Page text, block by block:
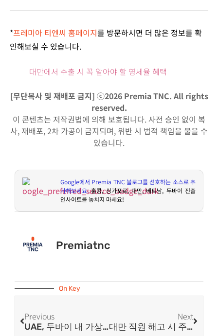
*프레미아 티엔씨 홈페이지를 방문하시면 더 많은 정보를 확
인해보실 수 있습니다.
대만에서 수출 시 꼭 알아야 할 영세율 혜택
[무단복사 및 재배포 금지] ⓒ2026 Premia TNC. All rights
reserved.
이 콘텐츠는 저작권법에 의해 보호됩니다. 사전 승인 없이 복
사, 재배포, 2차 가공이 금지되며, 위반 시 법적 책임을 물을 수
있습니다.
Google에서 Premia TNC블로그를 선호하는 소스로 추
가해보세요. 홍콩,싱가포르,대만,베트남, 두바이 진출
인사이트를 놓치지 마세요!
Premiatnc
On Key
Previous
UAE, 두바이 내 가상화폐 관련 사업 허용 범위는?
Next
대만 직원 해고 시 주의사항 (Part.1) : 해고 사유·해고 예고·정부 통보 절차